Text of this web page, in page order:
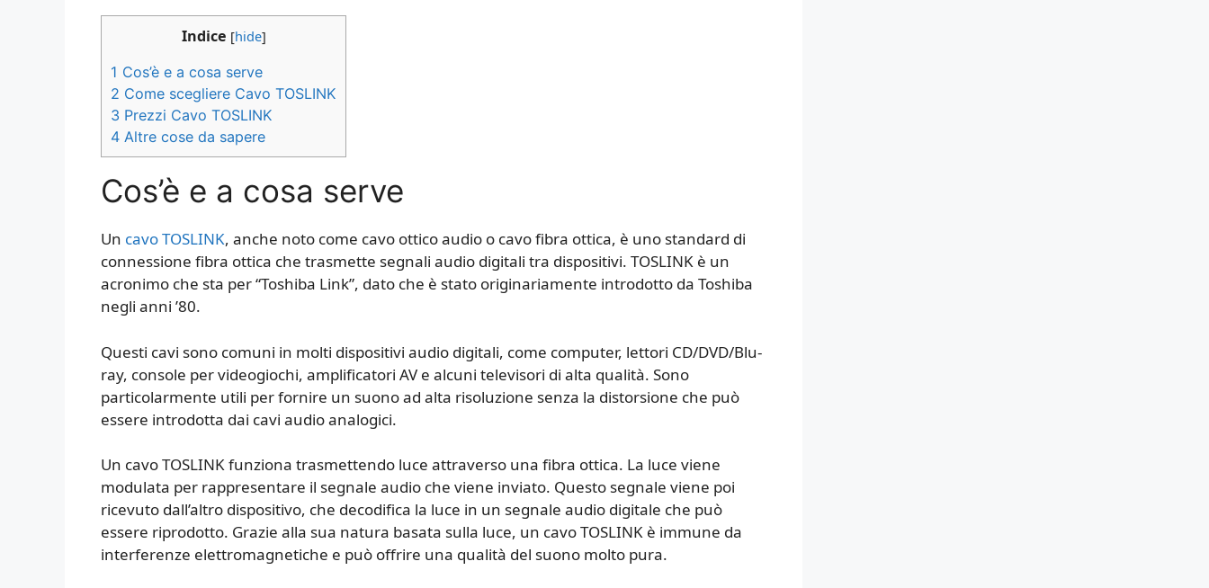
Indice [hide]
1 Cos’è e a cosa serve
2 Come scegliere Cavo TOSLINK
3 Prezzi Cavo TOSLINK
4 Altre cose da sapere
Cos’è e a cosa serve
Un cavo TOSLINK, anche noto come cavo ottico audio o cavo fibra ottica, è uno standard di
connessione fibra ottica che trasmette segnali audio digitali tra dispositivi. TOSLINK è un
acronimo che sta per “Toshiba Link”, dato che è stato originariamente introdotto da Toshiba
negli anni ’80.
Questi cavi sono comuni in molti dispositivi audio digitali, come computer, lettori CD/DVD/Blu-
ray, console per videogiochi, amplificatori AV e alcuni televisori di alta qualità. Sono
particolarmente utili per fornire un suono ad alta risoluzione senza la distorsione che può
essere introdotta dai cavi audio analogici.
Un cavo TOSLINK funziona trasmettendo luce attraverso una fibra ottica. La luce viene
modulata per rappresentare il segnale audio che viene inviato. Questo segnale viene poi
ricevuto dall’altro dispositivo, che decodifica la luce in un segnale audio digitale che può
essere riprodotto. Grazie alla sua natura basata sulla luce, un cavo TOSLINK è immune da
interferenze elettromagnetiche e può offrire una qualità del suono molto pura.